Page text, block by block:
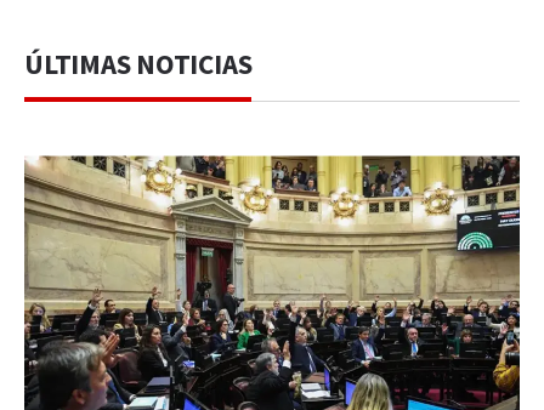
ÚLTIMAS NOTICIAS